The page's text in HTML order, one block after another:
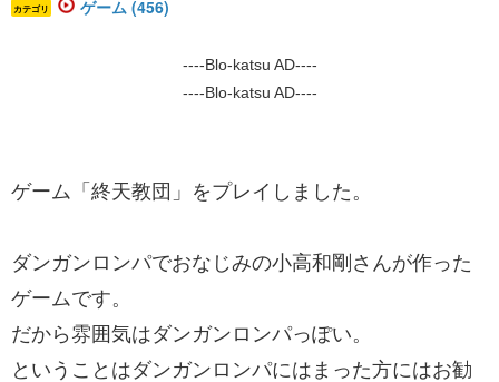
カテゴリ ゲーム (456)
----Blo-katsu AD----
----Blo-katsu AD----
ゲーム「終天教団」をプレイしました。
ダンガンロンパでおなじみの​​​小高和剛さんが作った
ゲームです。
だから雰囲気はダンガンロンパっぽい。
ということはダンガンロンパにはまった方にはお勧